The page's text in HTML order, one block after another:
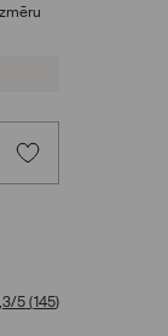
5(145)